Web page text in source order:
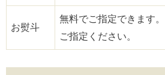
お熨斗
無料でご指定できます
ご指定ください。